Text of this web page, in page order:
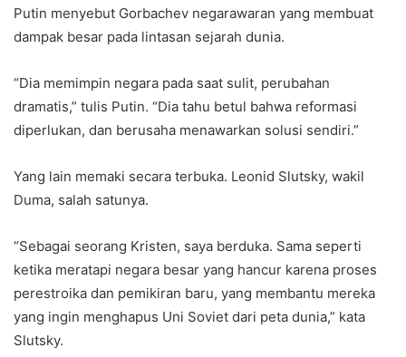
Putin menyebut Gorbachev negarawaran yang membuat
dampak besar pada lintasan sejarah dunia.
“Dia memimpin negara pada saat sulit, perubahan
dramatis,” tulis Putin. “Dia tahu betul bahwa reformasi
diperlukan, dan berusaha menawarkan solusi sendiri.”
Yang lain memaki secara terbuka. Leonid Slutsky, wakil
Duma, salah satunya.
“Sebagai seorang Kristen, saya berduka. Sama seperti
ketika meratapi negara besar yang hancur karena proses
perestroika dan pemikiran baru, yang membantu mereka
yang ingin menghapus Uni Soviet dari peta dunia,” kata
Slutsky.